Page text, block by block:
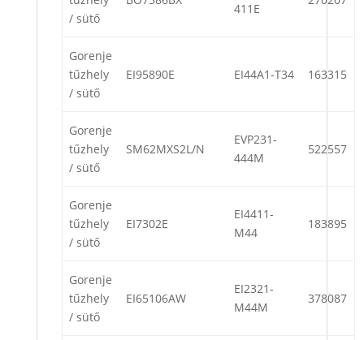
/ sütő
411E
Gorenje
tűzhely
/ sütő
EI95890E EI44A1-T34 163315
Gorenje
tűzhely
/ sütő
SM62MXS2L/N
EVP231-
444M
522557
Gorenje
tűzhely
/ sütő
EI7302E
EI4411-
M44
183895
Gorenje
tűzhely
/ sütő
EI65106AW
EI2321-
M44M
378087